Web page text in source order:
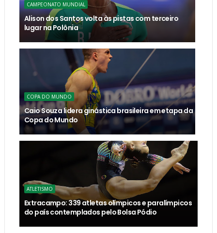
CAMPEONATO MUNDIAL
Alison dos Santos volta às pistas com terceiro
lugar na Polônia
COPA DO MUNDO
Caio Souza lidera ginástica brasileira em etapa da
Copa do Mundo
ATLETISMO
Extracampo: 339 atletas olímpicos e paralímpicos
do país contemplados pelo Bolsa Pódio